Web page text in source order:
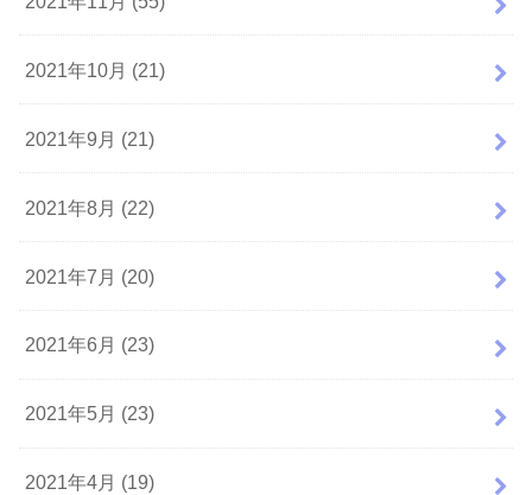
2021年10月 (21)
2021年9月 (21)
2021年8月 (22)
2021年7月 (20)
2021年6月 (23)
2021年5月 (23)
2021年4月 (19)